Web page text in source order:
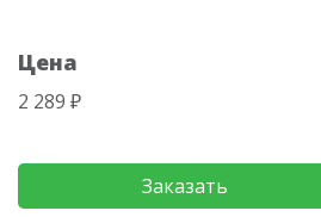
Цена
2 289 ₽
Заказать